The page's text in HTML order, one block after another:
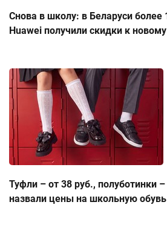
Снова в школу: в Беларуси более
Huawei получили скидки к
Туфли – от 38 руб., полуботинки
назвали цены на школьную обувь